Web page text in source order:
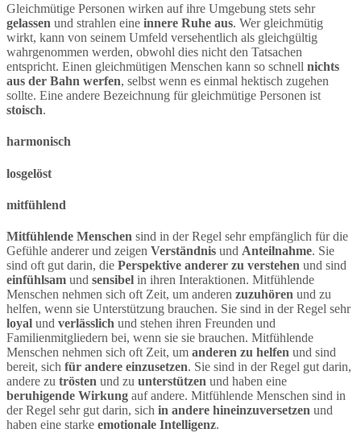
Gleichmütige Personen wirken auf ihre Umgebung stets sehr
gelassen und strahlen eine innere Ruhe aus. Wer gleichmütig
wirkt, kann von seinem Umfeld versehentlich als gleichgültig
wahrgenommen werden, obwohl dies nicht den Tatsachen
entspricht. Einen gleichmütigen Menschen kann so schnell nichts
aus der Bahn werfen, selbst wenn es einmal hektisch zugehen
sollte. Eine andere Bezeichnung für gleichmütige Personen ist
stoisch.
harmonisch
losgelöst
mitfühlend
Mitfühlende Menschen sind in der Regel sehr empfänglich für die
Gefühle anderer und zeigen Verständnis und Anteilnahme. Sie
sind oft gut darin, die Perspektive anderer zu verstehen und sind
einfühlsam und sensibel in ihren Interaktionen. Mitfühlende
Menschen nehmen sich oft Zeit, um anderen zuzuhören und zu
helfen, wenn sie Unterstützung brauchen. Sie sind in der Regel sehr
loyal und verlässlich und stehen ihren Freunden und
Familienmitgliedern bei, wenn sie sie brauchen. Mitfühlende
Menschen nehmen sich oft Zeit, um anderen zu helfen und sind
bereit, sich für andere einzusetzen. Sie sind in der Regel gut darin,
andere zu trösten und zu unterstützen und haben eine
beruhigende Wirkung auf andere. Mitfühlende Menschen sind in
der Regel sehr gut darin, sich in andere hineinzuversetzen und
haben eine starke emotionale Intelligenz.